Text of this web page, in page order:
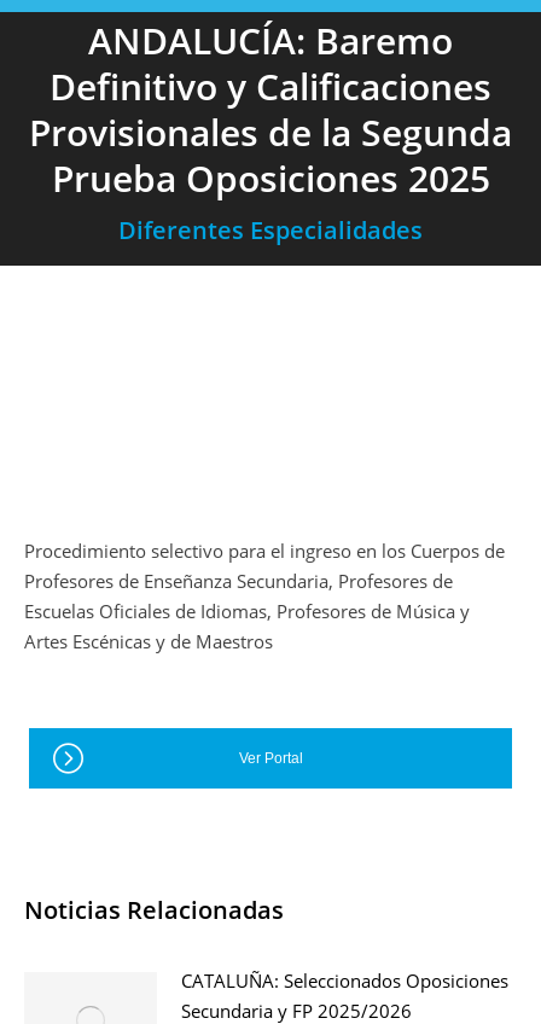
ANDALUCÍA: Baremo
Definitivo y Calificaciones
Provisionales de la Segunda
Prueba Oposiciones 2025
Diferentes Especialidades
Procedimiento selectivo para el ingreso en los Cuerpos de
Profesores de Enseñanza Secundaria, Profesores de
Escuelas Oficiales de Idiomas, Profesores de Música y
Artes Escénicas y de Maestros
Ver Portal
Noticias Relacionadas
CATALUÑA: Seleccionados Oposiciones
Secundaria y FP 2025/2026